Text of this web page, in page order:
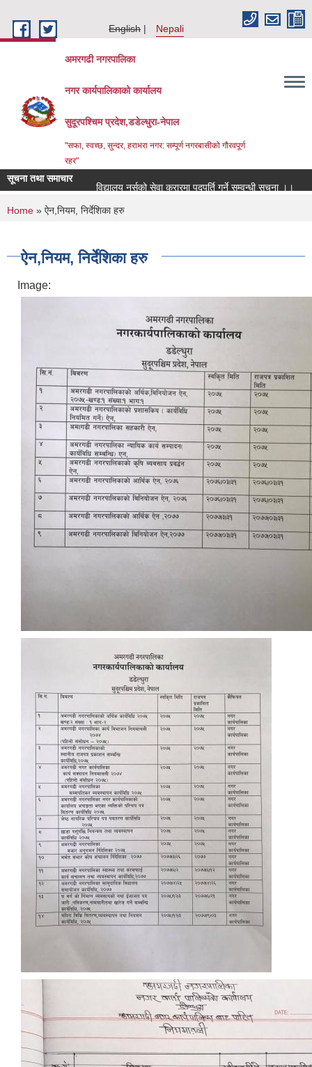
English
Nepali
अमरगढी नगरपालिका
नगर कार्यपालिकाको कार्यालय
सुदूरपश्चिम प्रदेश,डडेल्धुरा-नेपाल
"सफा, स्वच्छ, सुन्दर, हराभरा नगर: सम्पूर्ण नगरबासीको गौरवपूर्ण
रहर"
सूचना तथा समाचार
विद्यालय नर्सको सेवा करारमा पदपूर्ति गर्ने सम्वन्धी सूचना ।।
You are here
Home » ऐन,नियम, निर्देशिका हरु
ऐन,नियम, निर्देशिका हरु
Image: